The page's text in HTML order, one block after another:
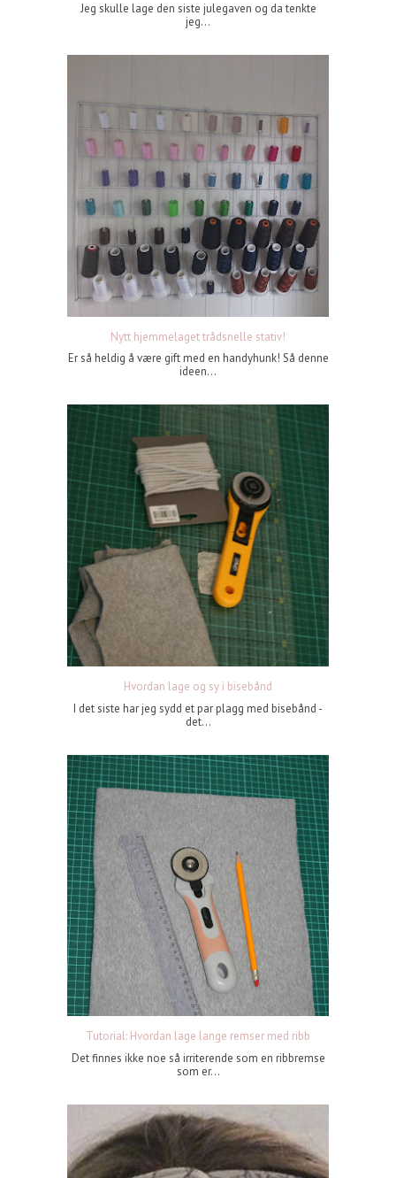
Jeg skulle lage den siste julegaven og da tenkte
jeg...
Nytt hjemmelaget trådsnelle stativ!
Er så heldig å være gift med en handyhunk! Så denne
ideen...
Hvordan lage og sy i bisebånd
I det siste har jeg sydd et par plagg med bisebånd -
det...
Tutorial: Hvordan lage lange remser med ribb
Det finnes ikke noe så irriterende som en ribbremse
som er...